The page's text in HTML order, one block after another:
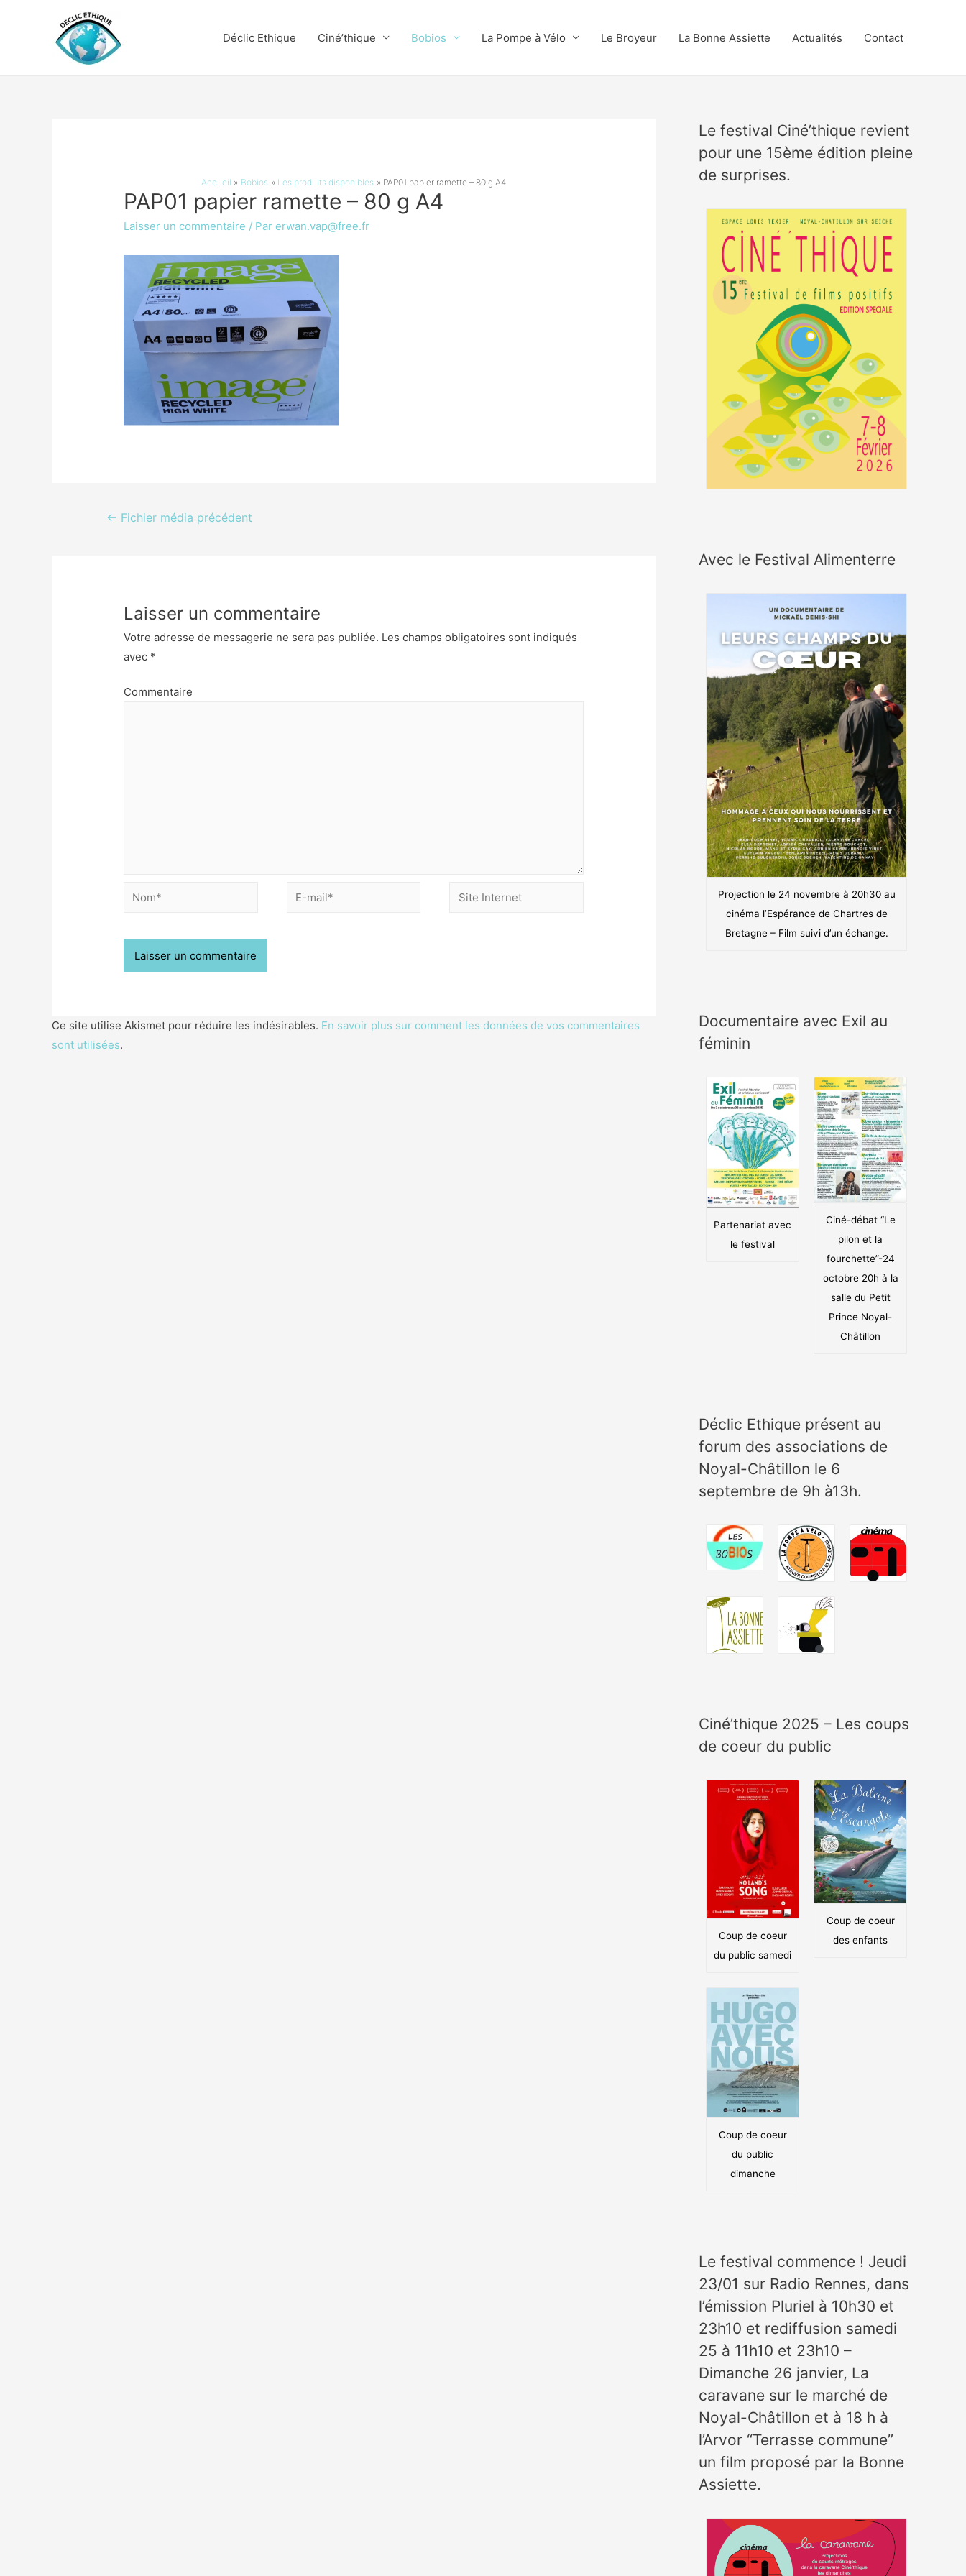
Déclic Ethique Ciné’thique Bobios La Pompe à Vélo Le Broyeur La Bonne Assiette Actualités Contact
Accueil Bobios Les produits disponibles PAP01 papier ramette – 80 g A4
PAP01 papier ramette – 80 g A4
Laisser un commentaire / Par erwan.vap@free.fr
Navigation
← Fichier média précédent
Laisser un commentaire
Votre adresse de messagerie ne sera pas publiée. Les champs obligatoires sont indiqués
avec *
Commentaire
Nom*
E-
Site
Ce site utilise Akismet pour réduire les indésirables. En savoir plus sur comment les données de vos commentaires
sont utilisées.
Le festival Ciné’thique revient
pour une 15ème édition pleine
de surprises.
Avec le Festival Alimenterre
Projection le 24 novembre à 20h30 au
cinéma l’Espérance de Chartres de
Bretagne – Film suivi d’un échange.
Documentaire avec Exil au
féminin
Partenariat avec
le festival
Ciné-débat “Le
pilon et la
fourchette”-24
octobre 20h à la
salle du Petit
Prince Noyal-
Châtillon
Déclic Ethique présent au
forum des associations de
Noyal-Châtillon le 6
septembre de 9h à13h.
Ciné’thique 2025 – Les coups
de coeur du public
Coup de coeur
du public samedi
Coup de coeur
des enfants
Coup de coeur
du public
dimanche
Le festival commence ! Jeudi
23/01 sur Radio Rennes, dans
l’émission Pluriel à 10h30 et
23h10 et rediffusion samedi
25 à 11h10 et 23h10 –
Dimanche 26 janvier, La
caravane sur le marché de
Noyal-Châtillon et à 18 h à
l’Arvor “Terrasse commune”
un film proposé par la Bonne
Assiette.